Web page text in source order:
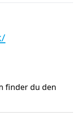
finder du den